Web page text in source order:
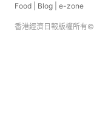
Food
Blog e-zone
香港經濟日報版權所有©